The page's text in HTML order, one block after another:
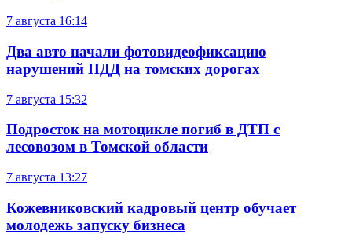
7 августа 16:14
Два авто начали фотовидеофиксацию
нарушений ПДД на томских дорогах
7 августа 15:32
Подросток на мотоцикле погиб в ДТП с
лесовозом в Томской области
7 августа 13:27
Кожевниковский кадровый центр обучает
молодежь запуску бизнеса